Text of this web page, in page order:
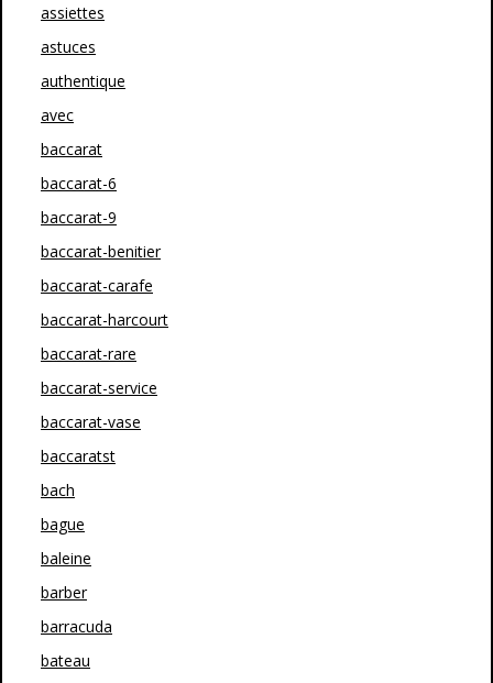
assiettes
astuces
authentique
avec
baccarat
baccarat-6
baccarat-9
baccarat-benitier
baccarat-carafe
baccarat-harcourt
baccarat-rare
baccarat-service
baccarat-vase
baccaratst
bach
bague
baleine
barber
barracuda
bateau